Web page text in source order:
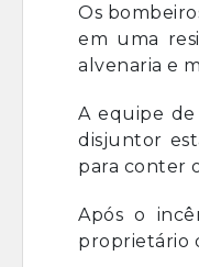
Os
em uma
alvenaria e
A equipe de
disjuntor
para conter
Após o
proprietário